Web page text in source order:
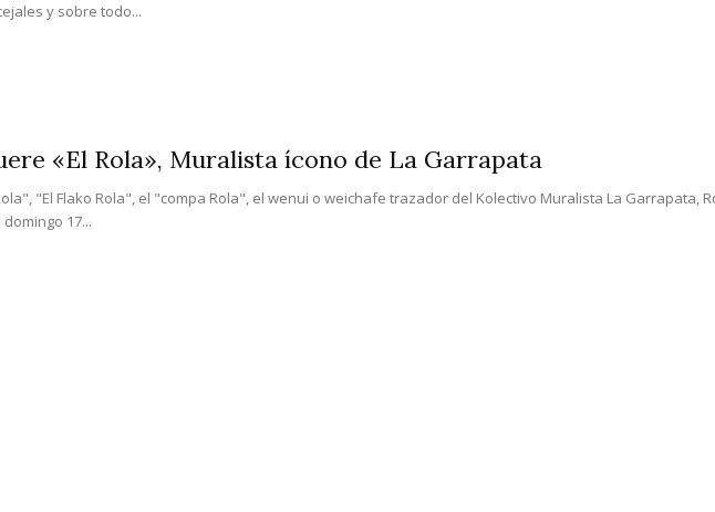
y sobre todo...
«El Rola», Muralista ícono de La Garrapata
"El Flako Rola", el "compa Rola", el wenui o weichafe trazador del Kolectivo Muralista La Garrapata,
17...